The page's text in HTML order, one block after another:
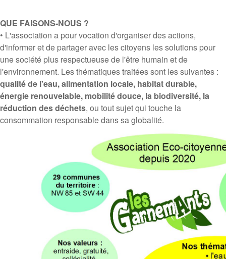
QUE FAISONS-NOUS ?
• L'association a pour vocation d'organiser des actions,
d'informer et de partager avec les citoyens les solutions pour
une société plus respectueuse de l'être humain et de
l'environnement. Les thématiques traitées sont les suivantes :
qualité de l'eau, alimentation locale, habitat durable,
énergie renouvelable, mobilité douce, la biodiversité, la
réduction des déchets, ou tout sujet qui touche la
consommation responsable dans sa globalité.